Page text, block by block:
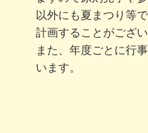
以外にも夏まつり等
計画することがござい
また、年度ごとに行
います。